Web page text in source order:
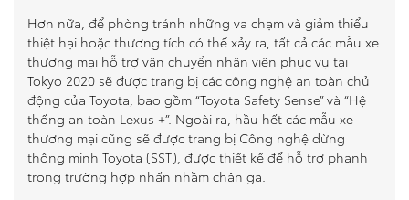
Hơn nữa, để phòng tránh những va chạm và giảm thiểu
thiệt hại hoặc thương tích có thể xảy ra, tất cả các mẫu xe
thương mại hỗ trợ vận chuyển nhân viên phục vụ tại
Tokyo 2020 sẽ được trang bị các công nghệ an toàn chủ
động của Toyota, bao gồm “Toyota Safety Sense” và “Hệ
thống an toàn Lexus +”. Ngoài ra, hầu hết các mẫu xe
thương mại cũng sẽ được trang bị Công nghệ dừng
thông minh Toyota (SST), được thiết kế để hỗ trợ phanh
trong trường hợp nhấn nhầm chân ga.